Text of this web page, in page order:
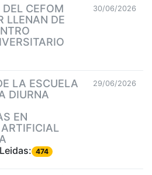
CEFOM
LLENAN DE
30/06/2026
LA ESCUELA
DIURNA
EN
Leidas: 474
29/06/2026